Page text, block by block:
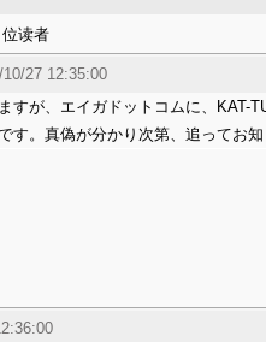
位读者
10/27 12:35:00
すが、エイガドットコムに、KAT-
す。真偽が分かり次第、追ってお知